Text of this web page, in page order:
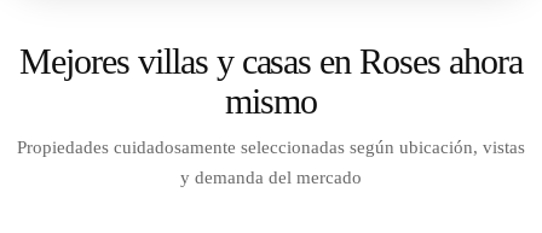
Mejores villas y casas en Roses ahora
mismo
Propiedades cuidadosamente seleccionadas según ubicación, vistas
y demanda del mercado